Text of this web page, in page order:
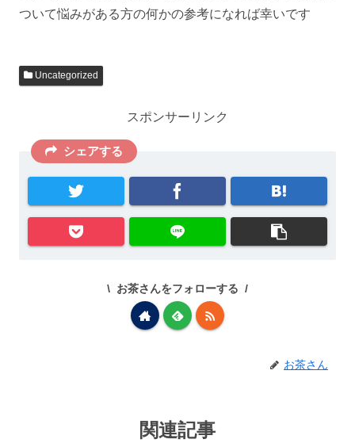
ついて悩みがある方の何かの参考になれば幸いです
Uncategorized
スポンサーリンク
シェアする
お茶さんをフォローする
お茶さん
関連記事